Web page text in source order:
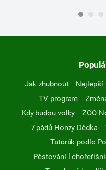
Jak zhubnout Nejlepší
TV program
Kdy budou volby
ZOO
7 pádů Honzy Dědka
Tatarák podle
Pěstování